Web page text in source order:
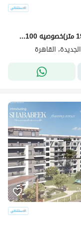
استلم فورا بخصم 43% شقه بمواصفات فيلا( 190 متر)خصوصيه 100% للبيع في ديستريكت 5 - District 5 التجمع الخامس دقائق من ميفيدا وهايد بارك وماونتن فيو